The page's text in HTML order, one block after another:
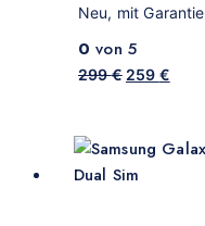
Neu, mit Garantie
0 von 5
299€ 259 €